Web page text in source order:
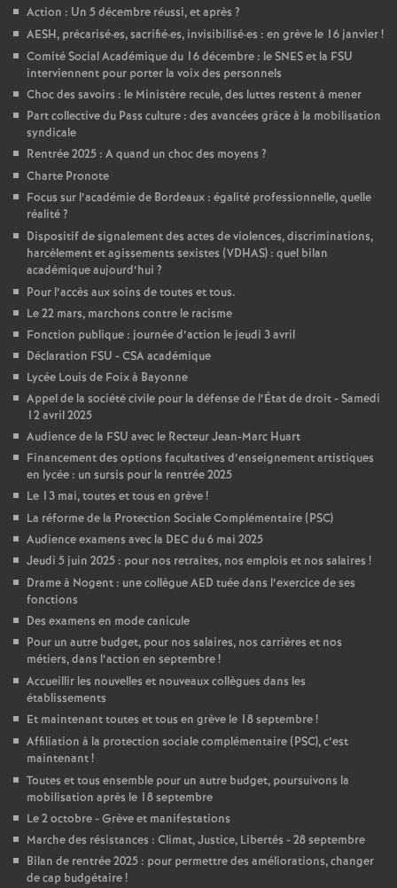
Action : Un 5 décembre réussi, et après ?
AESH, précarisé·es, sacrifié·es, invisibilisé·es : en grève le 16 janvier!
Comité Social Académique du 16 décembre : le SNES et la FSU
interviennent pour porter la voix des personnels
Choc des savoirs : le Ministère recule, des luttes restent à mener
Part collective du Pass culture : des avancées grâce à la mobilisation
syndicale
Rentrée 2025 : A quand un choc des moyens ?
Charte Pronote
Focus sur l’académie de Bordeaux : égalité professionnelle, quelle
réalité?
Dispositif de signalement des actes de violences, discriminations,
harcèlement et agissements sexistes (VDHAS) : quel bilan
académique aujourd’hui ?
Pour l’accès aux soins de toutes et tous.
Le 22 mars, marchons contre le racisme
Fonction publique : journée d’action le jeudi 3 avril
Déclaration FSU - CSA académique
Lycée Louis de Foix à Bayonne
Appel de la société civile pour la défense de l’État de droit - Samedi
12 avril 2025
Audience de la FSU avec le Recteur Jean-Marc Huart
Financement des options facultatives d’enseignement artistiques
en lycée : un sursis pour la rentrée 2025
Le 13 mai, toutes et tous en grève!
La réforme de la Protection Sociale Complémentaire (PSC)
Audience examens avec la DEC du 6 mai 2025
Jeudi 5 juin 2025 : pour nos retraites, nos emplois et nos salaires !
Drame à Nogent : une collègue AED tuée dans l’exercice de ses
fonctions
Des examens en mode canicule
Pour un autre budget, pour nos salaires, nos carrières et nos
métiers, dans l’action en septembre!
Accueillir les nouvelles et nouveaux collègues dans les
établissements
Et maintenant toutes et tous en grève le 18 septembre!
Affiliation à la protection sociale complémentaire (PSC), c’est
maintenant!
Toutes et tous ensemble pour un autre budget, poursuivons la
mobilisation après le 18 septembre
Le 2 octobre - Grève et manifestations
Marche des résistances : Climat, Justice, Libertés - 28 septembre
Bilan de rentrée 2025 : pour permettre des améliorations, changer
de cap budgétaire!